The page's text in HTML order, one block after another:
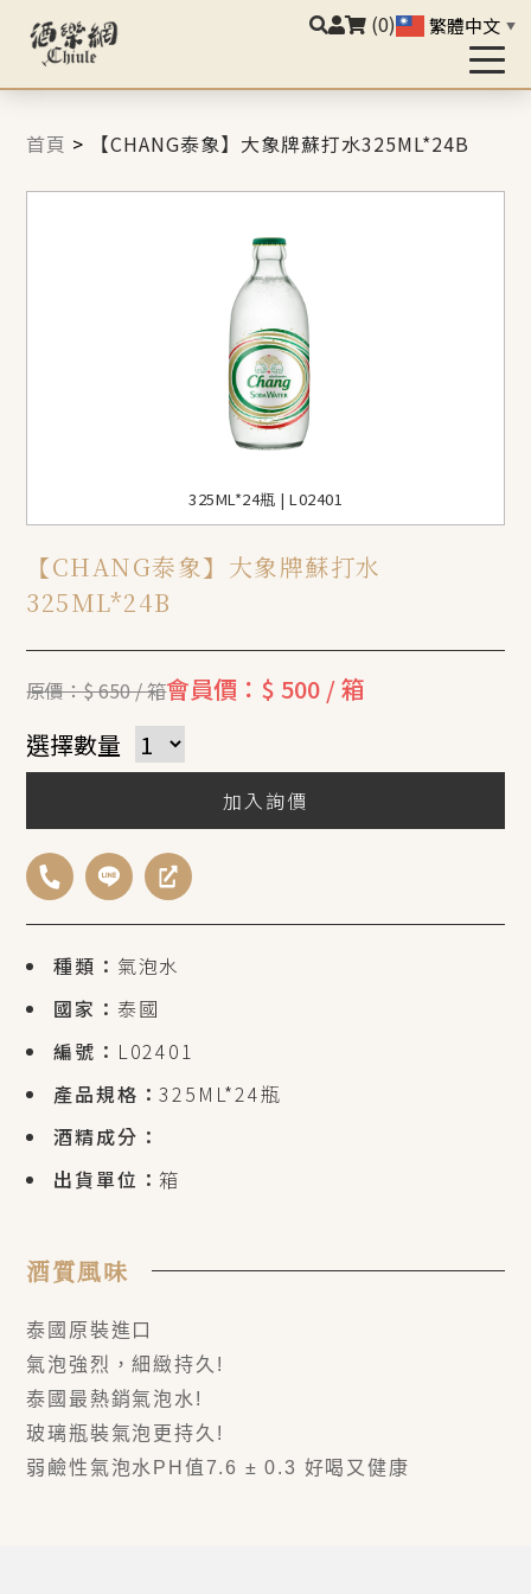
(0) 繁體中文 ▼
首頁 > 【CHANG泰象】大象牌蘇打水325ML*24B
325ML*24瓶 | L02401
【CHANG泰象】大象牌蘇打水
325ML*24B
種類： 氣泡水
國家： 泰國
編號： L02401
產品規格：325ML*24瓶
酒精成分：
出貨單位：箱
原價：$ 650 / 箱會員價：$ 500 / 箱
選擇數量
加入詢價
酒質風味
泰國原裝進口
氣泡強烈，細緻持久!
泰國最熱銷氣泡水!
玻璃瓶裝氣泡更持久!
弱鹼性氣泡水PH值7.6 ± 0.3 好喝又健康